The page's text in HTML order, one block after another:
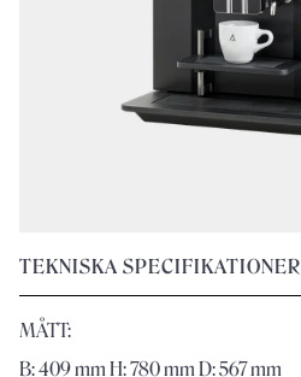
TEKNISKA SPECIFIKATIONER
MÅTT:
B: 409 mm H: 780 mm D: 567 mm